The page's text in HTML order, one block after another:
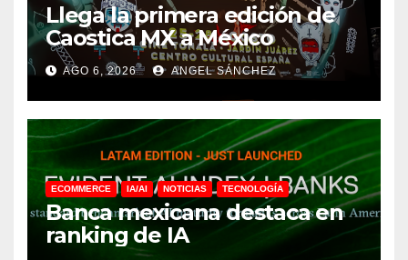
Llega la primera edición de
Caostica MX a México
AGO 6, 2026 ANGEL SÁNCHEZ
ECOMMERCE IA/AI NOTICIAS TECNOLOGÍA
Banca mexicana destaca en
ranking de IA